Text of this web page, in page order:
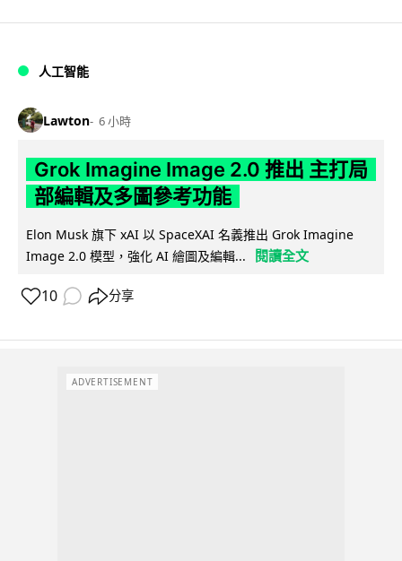
人工智能
Lawton 6 小時
Grok Imagine Image 2.0 推出 主打局
部編輯及多圖參考功能
Elon Musk 旗下 xAI 以 SpaceXAI 名義推出 Grok Imagine
Image 2.0 模型，強化 AI 繪圖及編輯...
閱讀全文
10 分享
ADVERTISEMENT